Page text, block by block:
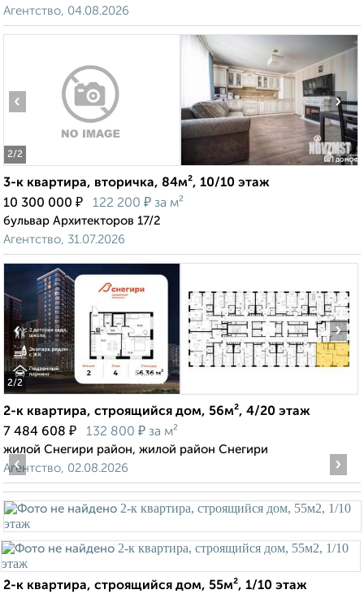
Агентство, 04.08.2026
2/2
‹ ›
3-к квартира, вторичка, 84м², 10/10 этаж
10 300 000 ₽ 122 200 ₽ за м²
бульвар Архитекторов 17/2
Агентство, 31.07.2026
2/2
‹ ›
2-к квартира, строящийся дом, 56м², 4/20 этаж
7 484 608 ₽ 132 800 ₽ за м²
жилой Снегири район, жилой район Снегири
Агентство, 02.08.2026
‹ ›
2-к квартира, строящийся дом, 55м², 1/10 этаж